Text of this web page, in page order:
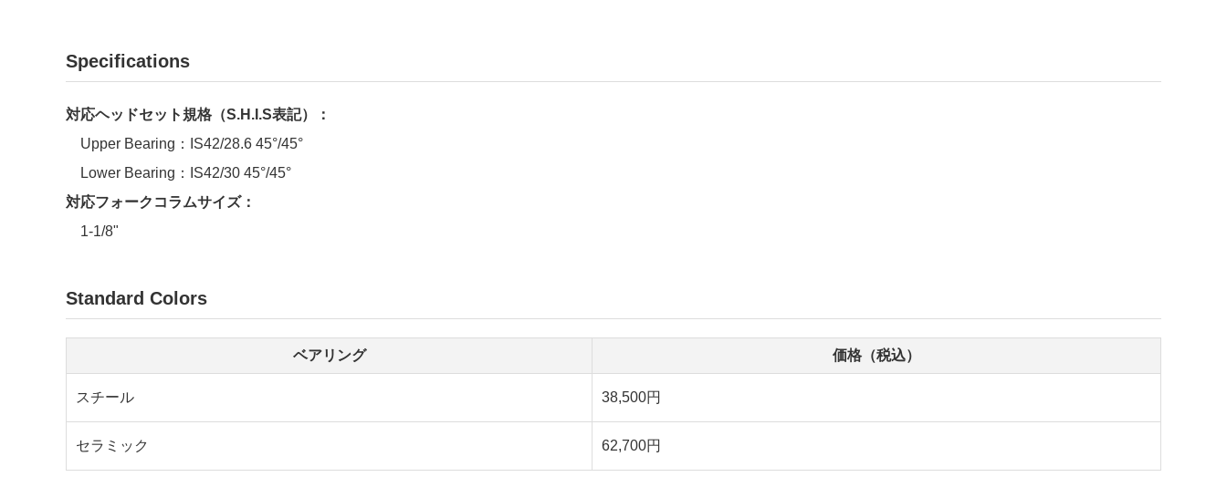
Specifications
対応ヘッドセット規格（S.H.I.S表記）：
Upper Bearing：IS42/28.6 45°/45°
Lower Bearing：IS42/30 45°/45°
対応フォークコラムサイズ：
1-1/8"
Standard Colors
ベアリング 価格（税込）
スチール 38,500円
セラミック 62,700円